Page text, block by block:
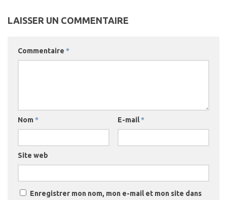
LAISSER UN COMMENTAIRE
Commentaire *
Nom * E-mail*
Site web
Enregistrer mon nom, mon e-mail et mon site dans